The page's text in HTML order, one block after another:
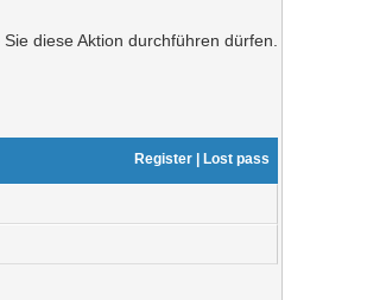
diese Aktion durchführen dürfen.
Register Lost pass